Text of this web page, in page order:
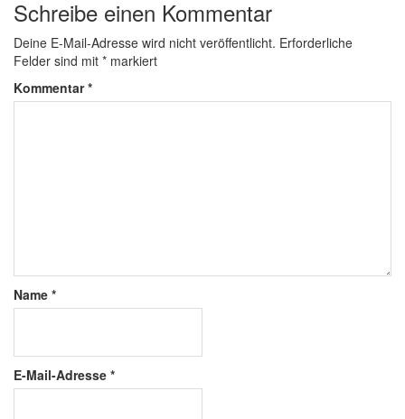
Schreibe einen Kommentar
Deine E-Mail-Adresse wird nicht veröffentlicht. Erforderliche
Felder sind mit * markiert
Kommentar*
Name *
E-Mail-Adresse *